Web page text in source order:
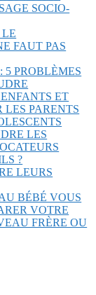
SOCIO-
LE
FAUT PAS
5 PROBLÈMES
ET
LES PARENTS
LES
?
LEURS
BÉBÉ VOUS
VOTRE
FRÈRE OU